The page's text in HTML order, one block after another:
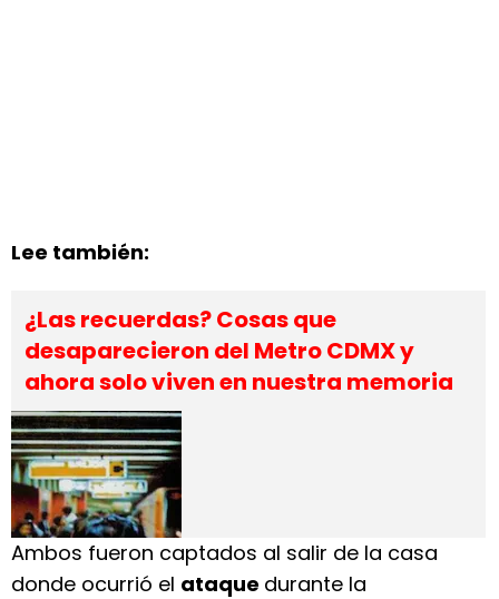
Lee también:
¿Las recuerdas? Cosas que
desaparecieron del Metro CDMX y
ahora solo viven en nuestra memoria
Ambos fueron captados al salir de la casa
donde ocurrió el ataque durante la